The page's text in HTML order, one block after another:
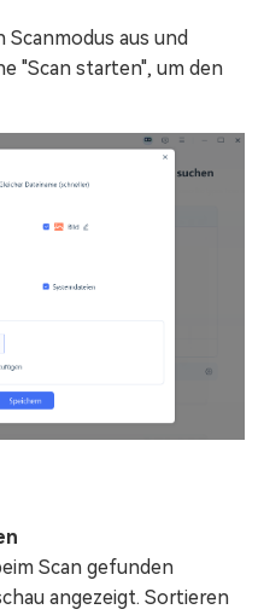
aus und
"Scan starten", um den
Scan gefunden
angezeigt. Sortieren